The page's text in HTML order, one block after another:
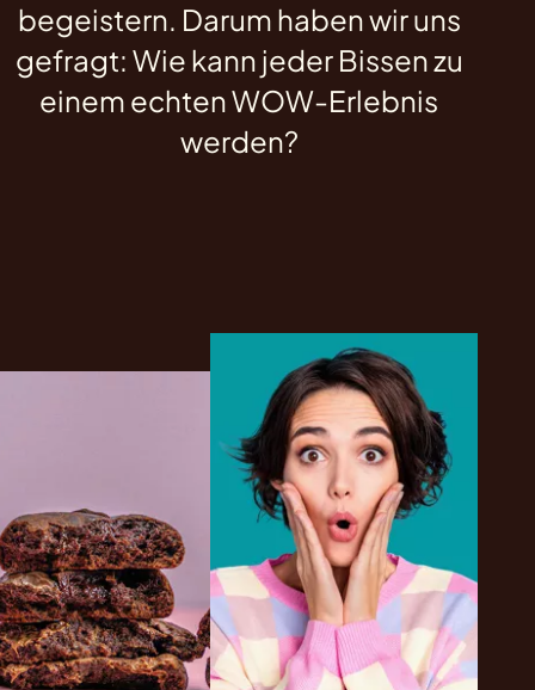
begeistern. Darum haben wir uns
gefragt: Wie kann jeder Bissen zu
einem echten WOW-Erlebnis
werden?